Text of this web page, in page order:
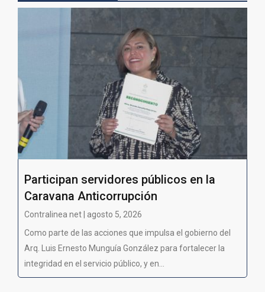
Participan servidores públicos en la
Caravana Anticorrupción
Contralinea net | agosto 5, 2026
Como parte de las acciones que impulsa el gobierno del
Arq. Luis Ernesto Munguía González para fortalecer la
integridad en el servicio público, y en...